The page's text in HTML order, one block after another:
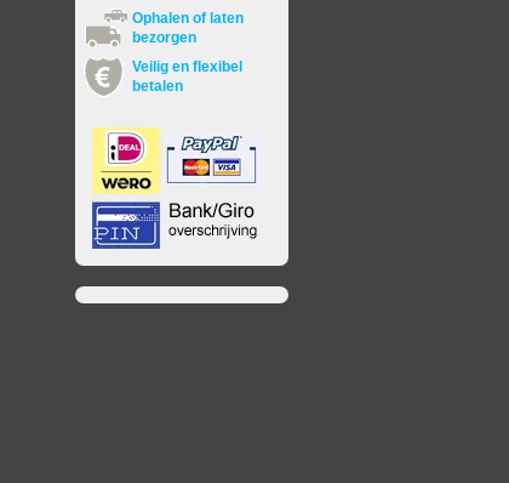
Ophalen of laten
bezorgen
Veilig en flexibel
betalen